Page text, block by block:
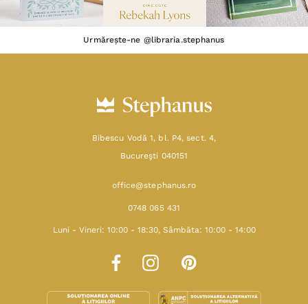
Urmărește-ne @libraria.stephanus
Bibescu Vodă 1, bl. P4, sect. 4,
Bucureşti 040151
office@stephanus.ro
0748 065 431
Luni - Vineri: 10:00 - 18:30, Sâmbăta: 10:00 - 14:00